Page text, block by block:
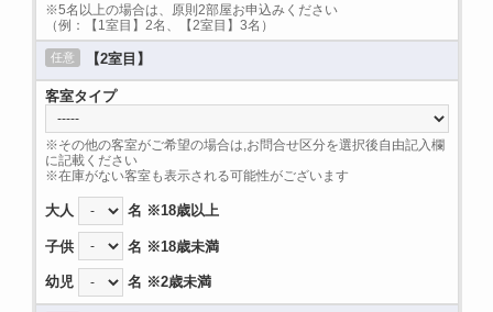
※5名以上の場合は、原則2部屋お申込みください
（例：【1室目】2名、【2室目】3名）
任意 【2室目】
客室タイプ
※その他の客室がご希望の場合は,お問合せ区分を選択後自由記入欄
に記載ください
※在庫がない客室も表示される可能性がございます
大人 名 ※18歳以上
子供 名 ※18歳未満
幼児 名 ※2歳未満